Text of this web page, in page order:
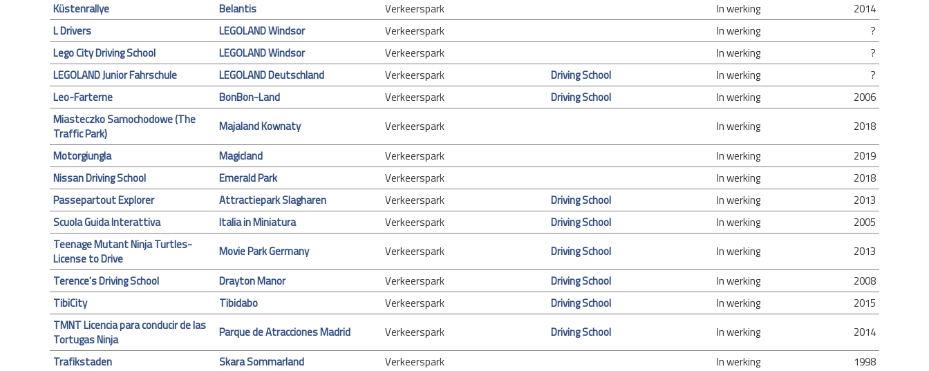
Küstenrallye
Belantis Verkeerspark In werking
2014
L Drivers
LEGOLAND Windsor Verkeerspark In werking
?
Lego City Driving School
LEGOLAND Windsor Verkeerspark In werking
?
LEGOLAND Junior Fahrschule
LEGOLAND Deutschland Verkeerspark Driving School In werking
?
Leo-Farterne
BonBon-Land Verkeerspark Driving School In werking
2006
Miasteczko Samochodowe (The
Traffic Park)
Majaland Kownaty Verkeerspark In werking
2018
Motorgiungla
Magicland Verkeerspark In werking
2019
Nissan Driving School
Emerald Park Verkeerspark In werking
2018
Passepartout Explorer
Attractiepark Slagharen Verkeerspark Driving School In werking
2013
Scuola Guida Interattiva
Italia in Miniatura Verkeerspark Driving School In werking
2005
Teenage Mutant Ninja Turtles-
License to Drive
Movie Park Germany Verkeerspark Driving School In werking
2013
Terence's Driving School
Drayton Manor Verkeerspark Driving School In werking
2008
TibiCity
Tibidabo Verkeerspark Driving School In werking
2015
TMNT Licencia para conducir de las
Tortugas Ninja
Parque de Atracciones Madrid Verkeerspark Driving School In werking
2014
Trafikstaden
Skara Sommarland Verkeerspark In werking
1998